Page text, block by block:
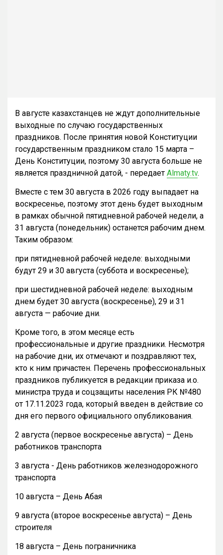
В августе казахстанцев не ждут дополнительные
выходные по случаю государственных
праздников. После принятия новой Конституции
государственным праздником стало 15 марта –
День Конституции, поэтому 30 августа больше не
является праздничной датой, - передает Almaty.tv.
Вместе с тем 30 августа в 2026 году выпадает на
воскресенье, поэтому этот день будет выходным
в рамках обычной пятидневной рабочей недели, а
31 августа (понедельник) останется рабочим днем.
Таким образом:
при пятидневной рабочей неделе: выходными
будут 29 и 30 августа (суббота и воскресенье);
при шестидневной рабочей неделе: выходным
днем будет 30 августа (воскресенье), 29 и 31
августа — рабочие дни.
Кроме того, в этом месяце есть
профессиональные и другие праздники. Несмотря
на рабочие дни, их отмечают и поздравляют тех,
кто к ним причастен. Перечень профессиональных
праздников публикуется в редакции приказа и.о.
министра труда и соцзащиты населения РК №480
от 17.11.2023 года, который введен в действие со
дня его первого официального опубликования.
2 августа (первое воскресенье августа) – День
работников транспорта
3 августа - День работников железнодорожного
транспорта
10 августа – День Абая
9 августа (второе воскресенье августа) – День
строителя
18 августа – День пограничника